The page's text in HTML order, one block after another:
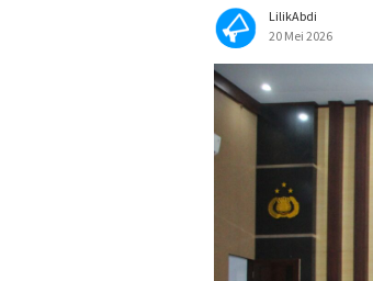
LilikAbdi
20 Mei 2026